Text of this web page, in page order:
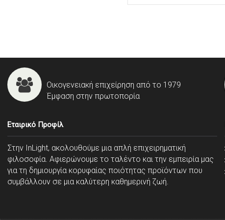
Οικογενειακή επιχείρηση από το 1979
Έμφαση στην πρωτοπορία
Εταιρικό Προφίλ
Στην InLight, ακολουθούμε μια απλή επιχειρηματική
φιλοσοφία. Αφιερώνουμε το ταλέντο και την εμπειρία μας
για τη δημιουργία κορυφαίας ποιότητας προϊόντων που
συμβάλλουν σε μια καλύτερη καθημερινή ζωή.